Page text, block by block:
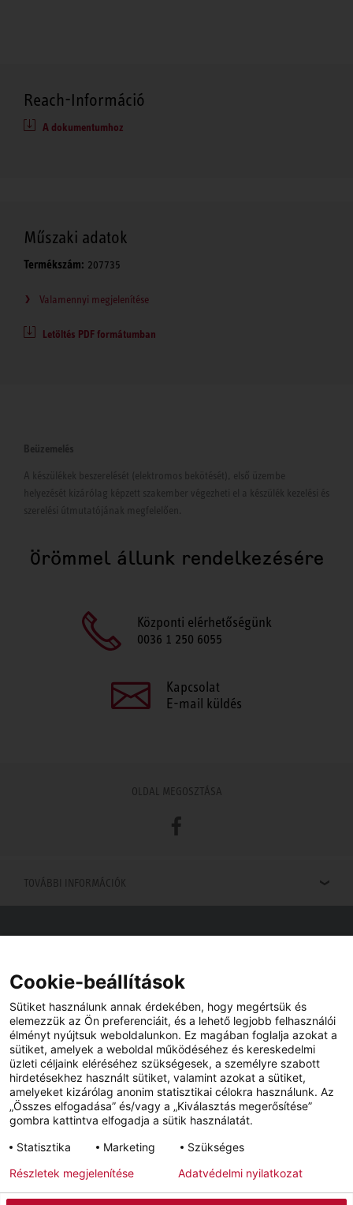
Reach-Információ
A dokumentumhoz
Műszaki adatok
Termékszám: 207735
Valamennyi megjelenítése
Letöltés PDF formátumban
Beüzemelés
A készülékek beszerelését (elektromos bekötését), első üzembe
helyezését kizárólag képzett szakember végezheti el a készülék kezelési és
szerelési útmutatójának megfelelően.
Örömmel állunk rendelkezésére
Központi elérhetőségünk
0036 1 250 6055
Kapcsolat
E-mail küldés
OLDAL MEGOSZTÁSA
Facebook
TOVÁBBI INFORMÁCIÓK
Viszonteladót keres az Ön közelében? Nem probléma.
Impresszum Adatvédelem Hírlevél
YouTube Facebook
Cookie-beállítások
Sütiket használunk annak érdekében, hogy megértsük és
elemezzük az Ön preferenciáit, és a lehető legjobb felhasználói
élményt nyújtsuk weboldalunkon. Ez magában foglalja azokat a
sütiket, amelyek a weboldal működéséhez és kereskedelmi
üzleti céljaink eléréséhez szükségesek, a személyre szabott
hirdetésekhez használt sütiket, valamint azokat a sütiket,
amelyeket kizárólag anonim statisztikai célokra használunk. Az
„Összes elfogadása” és/vagy a „Kiválasztás megerősítése”
gombra kattintva elfogadja a sütik használatát.
Statisztika
Marketing Szükséges
Részletek megjelenítése Adatvédelmi nyilatkozat